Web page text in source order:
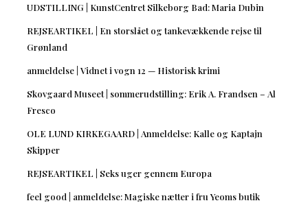
UDSTILLING | KunstCentret Silkeborg Bad: Maria Dubin
REJSEARTIKEL | En storslået og tankevækkende rejse til
Grønland
anmeldelse | Vidnet i vogn 12 — Historisk krimi
Skovgaard Museet | sommerudstilling: Erik A. Frandsen – Al
Fresco
OLE LUND KIRKEGAARD | Anmeldelse: Kalle og Kaptajn
Skipper
REJSEARTIKEL | Seks uger gennem Europa
feel good | anmeldelse: Magiske nætter i fru Yeoms butik